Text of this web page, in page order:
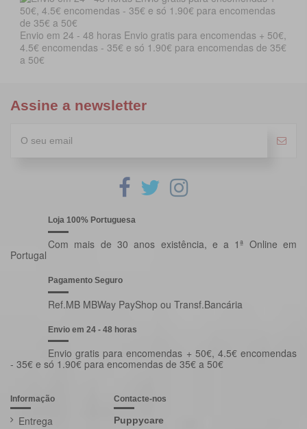
Envio em 24 - 48 horas Envio gratis para encomendas + 50€,
4.5€ encomendas - 35€ e só 1.90€ para encomendas de 35€
a 50€
Assine a newsletter
Loja 100% Portuguesa
Com mais de 30 anos existência, e a 1ª Online em
Portugal
Pagamento Seguro
Ref.MB MBWay PayShop ou Transf.Bancária
Envio em 24 - 48 horas
Envio gratis para encomendas + 50€, 4.5€ encomendas
- 35€ e só 1.90€ para encomendas de 35€ a 50€
Informação
Entrega
Contacte-nos
Puppycare